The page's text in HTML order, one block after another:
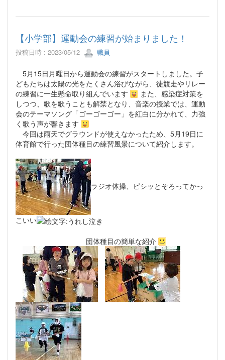
【小学部】運動会の練習が始まりました！
投稿日時 : 2023/05/12 職員
5月15日月曜日から運動会の練習がスタートしました。子
どもたちは太陽の光をたくさん浴びながら、徒競走やリレー
の練習に一生懸命取り組んでいます
また、感染症対策を
しつつ、歌を歌うことも解禁となり、音楽の授業では、運動
会のテーマソング「ゴーゴーゴー」を紅白に分かれて、力強
く歌う声が響きます
今回は雨天でグラウンドが使えなかったため、5月19日に
体育館で行った団体種目の練習風景について紹介します。
ラジオ体操、ピシッとそろってかっ
こいい
団体種目の簡単な紹介